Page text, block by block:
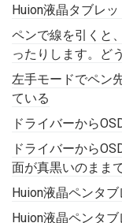
Huion液晶タブレ
ペンで線を引くと
ったりします。ど
左手モードでペン
ている
ドライバーから
ドライバーから
面が真黒いのまま
Huion液晶ペンタ
Huion液晶ペンタ